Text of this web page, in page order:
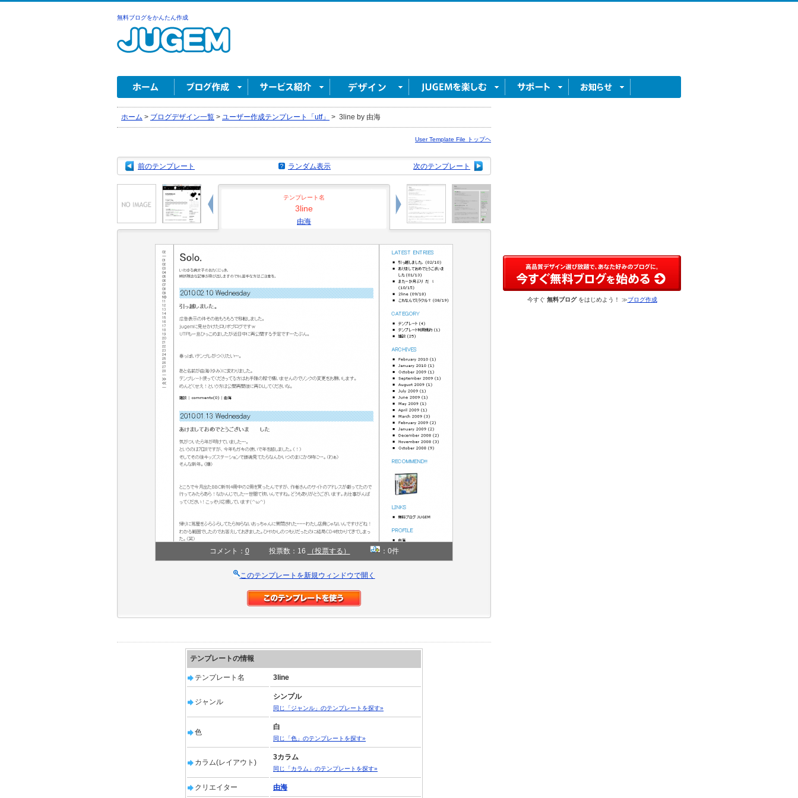
無料ブログをかんたん作成
ホーム > ブログデザイン一覧 > ユーザー作成テンプレート「utf」 > 3line by 由海
User Template File トップヘ
前のテンプレート 次のテンプレート
ランダム表示
テンプレート名
3line
由海
コメント： 0 投票数：16 （投票する） ：0件
このテンプレートを新規ウィンドウで開く
テンプレートの情報
テンプレート名 3line
ジャンル
シンプル
同じ「ジャンル」のテンプレートを探す»
色
白
同じ「色」のテンプレートを探す»
カラム(レイアウト)
3カラム
同じ「カラム」のテンプレートを探す»
クリエイター 由海
今すぐ 無料ブログをはじめよう！ ≫ブログ作成